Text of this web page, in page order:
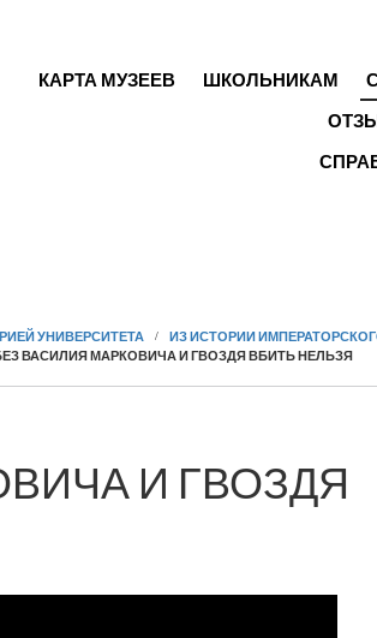
ГЛАВНОЕ МЕНЮ
КАРТА МУЗЕЕВ ШКОЛЬНИКАМ
УНИВЕРСИТЕТА
ИЗ ИСТОРИИ
ВАСИЛИЯ МАРКОВИЧА И ГВОЗДЯ ВБИТЬ НЕЛЬЗЯ
И ГВОЗДЯ